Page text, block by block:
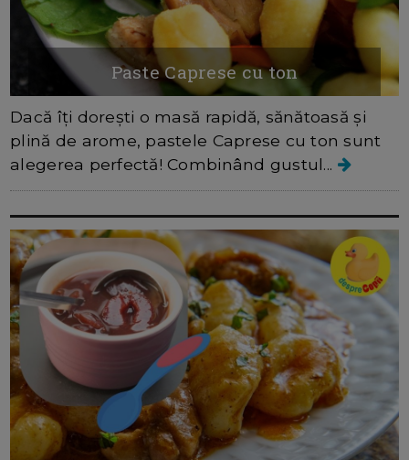
Paste Caprese cu ton
Dacă îți dorești o masă rapidă, sănătoasă și
plină de arome, pastele Caprese cu ton sunt
alegerea perfectă! Combinând gustul...